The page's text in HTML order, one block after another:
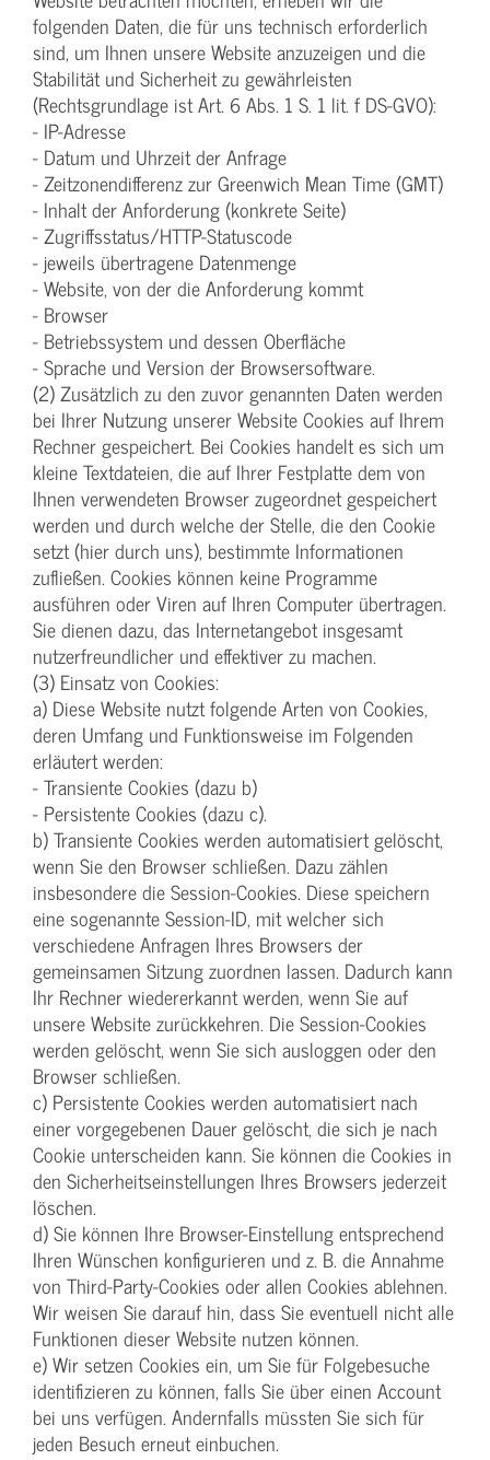
folgenden Daten, die für uns technisch erforderlich
sind, um Ihnen unsere Website anzuzeigen und die
Stabilität und Sicherheit zu gewährleisten
(Rechtsgrundlage ist Art. 6 Abs. 1 S. 1 lit. f DS-GVO):
- IP-Adresse
- Datum und Uhrzeit der Anfrage
- Zeitzonendifferenz zur Greenwich Mean Time (GMT)
- Inhalt der Anforderung (konkrete Seite)
- Zugriffsstatus/HTTP-Statuscode
- jeweils übertragene Datenmenge
- Website, von der die Anforderung kommt
- Browser
- Betriebssystem und dessen Oberfläche
- Sprache und Version der Browsersoftware.
(2) Zusätzlich zu den zuvor genannten Daten werden
bei Ihrer Nutzung unserer Website Cookies auf Ihrem
Rechner gespeichert. Bei Cookies handelt es sich um
kleine Textdateien, die auf Ihrer Festplatte dem von
Ihnen verwendeten Browser zugeordnet gespeichert
werden und durch welche der Stelle, die den Cookie
setzt (hier durch uns), bestimmte Informationen
zufließen. Cookies können keine Programme
ausführen oder Viren auf Ihren Computer übertragen.
Sie dienen dazu, das Internetangebot insgesamt
nutzerfreundlicher und effektiver zu machen.
(3) Einsatz von Cookies:
a) Diese Website nutzt folgende Arten von Cookies,
deren Umfang und Funktionsweise im Folgenden
erläutert werden:
- Transiente Cookies (dazu b)
- Persistente Cookies (dazu c).
b) Transiente Cookies werden automatisiert gelöscht,
wenn Sie den Browser schließen. Dazu zählen
insbesondere die Session-Cookies. Diese speichern
eine sogenannte Session-ID, mit welcher sich
verschiedene Anfragen Ihres Browsers der
gemeinsamen Sitzung zuordnen lassen. Dadurch kann
Ihr Rechner wiedererkannt werden, wenn Sie auf
unsere Website zurückkehren. Die Session-Cookies
werden gelöscht, wenn Sie sich ausloggen oder den
Browser schließen.
c) Persistente Cookies werden automatisiert nach
einer vorgegebenen Dauer gelöscht, die sich je nach
Cookie unterscheiden kann. Sie können die Cookies in
den Sicherheitseinstellungen Ihres Browsers jederzeit
löschen.
d) Sie können Ihre Browser-Einstellung entsprechend
Ihren Wünschen konfigurieren und z. B. die Annahme
von Third-Party-Cookies oder allen Cookies ablehnen.
Wir weisen Sie darauf hin, dass Sie eventuell nicht alle
Funktionen dieser Website nutzen können.
e) Wir setzen Cookies ein, um Sie für Folgebesuche
identifizieren zu können, falls Sie über einen Account
bei uns verfügen. Andernfalls müssten Sie sich für
jeden Besuch erneut einbuchen.